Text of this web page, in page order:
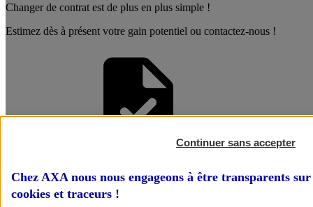
Changer de contrat est de plus en plus simple !
Estimez dès à présent votre gain potentiel ou contactez-nous !
Faire une
Simulation
Continuer sans accepter
Chez AXA nous nous engageons à être transparents
cookies et traceurs !